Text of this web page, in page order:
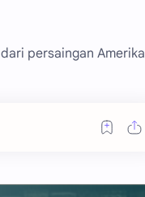
persaingan Amerika